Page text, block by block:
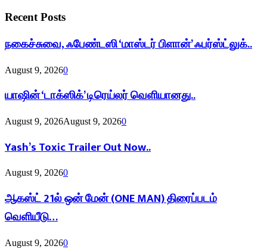
Recent Posts
நகைச்சுவை, ஃபேண்டஸி ‘மாஸ்டர் பிளான்’ ஃபர்ஸ்ட்லுக்..
August 9, 20260
யாஷின் ‘டாக்ஸிக்’ டிரெய்லர் வெளியானது..
August 9, 2026August 9, 20260
Yash’s Toxic Trailer Out Now..
August 9, 20260
ஆகஸ்ட் 21ல் ஒன் மேன் (ONE MAN) திரைப்படம்
வெளியீடு…
August 9, 20260